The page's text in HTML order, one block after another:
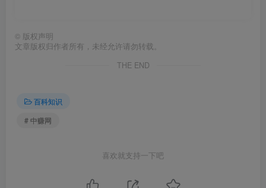
© 版权声明
文章版权归作者所有，未经允许请勿转载。
THE END
百科知识
# 中赚网
喜欢就支持一下吧